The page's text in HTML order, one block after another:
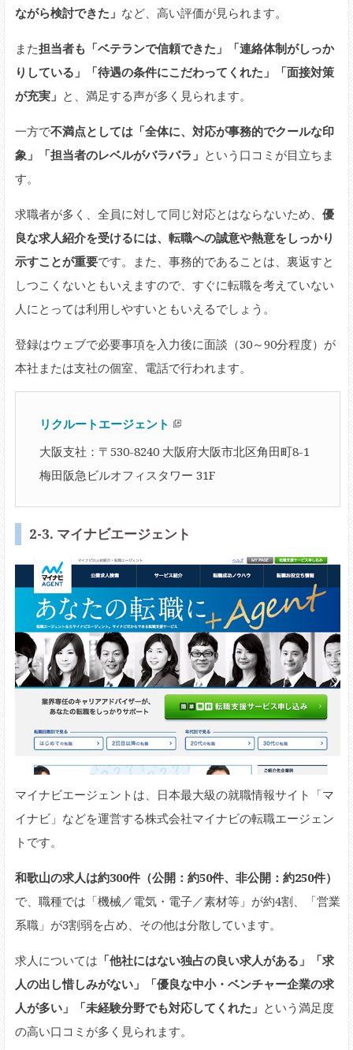
ながら検討できた」 など、高い評価が見られます。
また担当者も「ベテランで信頼できた」「連絡体制がしっか
りしている」「待遇の条件にこだわってくれた」「面接対策
が充実」 と、満足する声が多く見られます。
一方で不満点としては「全体に、対応が事務的でクールな印
象」「担当者のレベルがバラバラ」 という口コミが目立ちま
す。
求職者が多く、全員に対して同じ対応とはならないため、 優
良な求人紹介を受けるには、転職への誠意や熱意をしっかり
示すことが重要です。また、事務的であることは、裏返すと
しつこくないともいえますので、すぐに転職を考えていない
人にとっては利用しやすいともいえるでしょう。
登録はウェブで必要事項を入力後に面談（30～90分程度）が
本社または支社の個室、電話で行われます。
リクルートエージェント
大阪支社：〒530-8240 大阪府大阪市北区角田町8-1
梅田阪急ビルオフィスタワー 31F
2-3. マイナビエージェント
マイナビエージェントは、日本最大級の就職情報サイト「マ
イナビ」などを運営する株式会社マイナビの転職エージェン
トです。
和歌山の求人は約300件（公開：約50件、非公開：約250件）
で、職種では「機械／電気・電子／素材等」が約4割、「営業
系職」が3割弱を占め、その他は分散しています。
求人については 「他社にはない独占の良い求人がある」「求
人の出し惜しみがない」「優良な中小・ベンチャー企業の求
人が多い」「未経験分野でも対応してくれた」 という満足度
の高い口コミが多く見られます。